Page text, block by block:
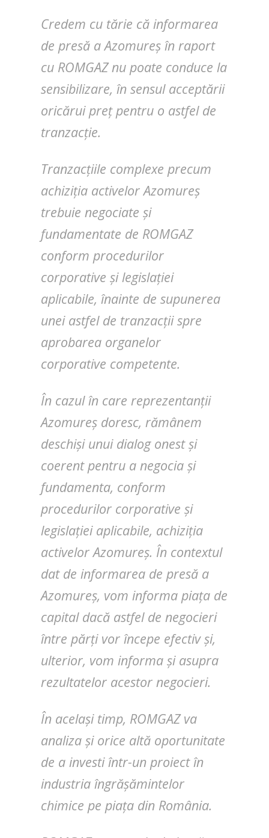
Credem cu tărie că informarea
de presă a Azomureș în raport
cu ROMGAZ nu poate conduce la
sensibilizare, în sensul acceptării
oricărui preț pentru o astfel de
tranzacție.
Tranzacțiile complexe precum
achiziția activelor Azomureș
trebuie negociate și
fundamentate de ROMGAZ
conform procedurilor
corporative și legislației
aplicabile, înainte de supunerea
unei astfel de tranzacții spre
aprobarea organelor
corporative competente.
În cazul în care reprezentanții
Azomureș doresc, rămânem
deschiși unui dialog onest și
coerent pentru a negocia și
fundamenta, conform
procedurilor corporative și
legislației aplicabile, achiziția
activelor Azomureș. În contextul
dat de informarea de presă a
Azomureș, vom informa piața de
capital dacă astfel de negocieri
între părți vor începe efectiv și,
ulterior, vom informa și asupra
rezultatelor acestor negocieri.
În același timp, ROMGAZ va
analiza și orice altă oportunitate
de a investi într-un proiect în
industria îngrășămintelor
chimice pe piața din România.